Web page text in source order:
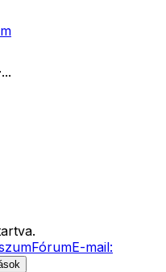
·...
FórumE-mail: